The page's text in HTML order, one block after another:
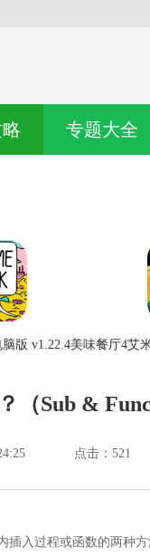
专题大全
版 v1.22.4美味餐厅4艾
（Sub &
点击： 521
入过程或函数的两种方